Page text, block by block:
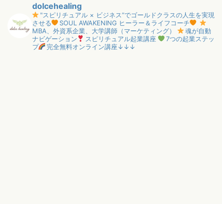
dolcehealing
"スピリチュアル × ビジネス”でゴールドクラスの人生を実現
させる
SOUL AWAKENING ヒーラー＆ライフコーチ
MBA、外資系企業、大学講師（マーケティング）
魂が自動
ナビゲーション
スピリチュアル起業講座
7つの起業ステッ
プ
完全無料オンライン講座↓↓↓